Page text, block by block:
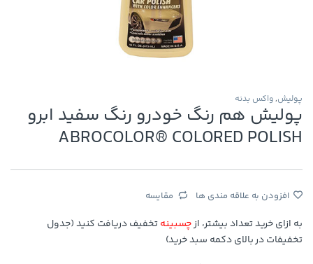
پولیش,واکس بدنه
پولیش هم رنگ خودرو رنگ سفید ابرو
ABROCOLOR® COLORED POLISH
افزودن به علاقه مندی ها مقایسه
به ازای خرید تعداد بیشتر، ازچسبینهتخفیف دریافت کنید (جدول
تخفیفات در بالای دکمه سبد خرید)